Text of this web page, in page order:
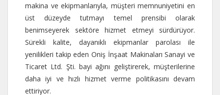
makina ve ekipmanlarıyla, müşteri memnuniyetini en
üst düzeyde tutmayı temel prensibi olarak
benimseyerek sektöre hizmet etmeyi sürdürüyor.
Sürekli kalite, dayanıklı ekipmanlar parolası ile
yenilikleri takip eden Oniş İnşaat Makinaları Sanayi ve
Ticaret Ltd. Şti. bayi ağını geliştirerek, müşterilerine
daha iyi ve hızlı hizmet verme politikasını devam
ettiriyor.